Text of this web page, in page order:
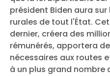
président Biden aura
rurales de tout l'État.
dernier, créera des
rémunérés, apportera
nécessaires aux routes
à un plus grand nombre